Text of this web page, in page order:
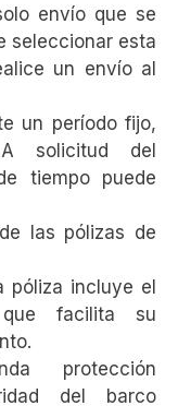
envío que se
seleccionar esta
un envío al
un período fijo,
solicitud del
tiempo puede
las pólizas de
póliza incluye el
facilita su
protección
del barco